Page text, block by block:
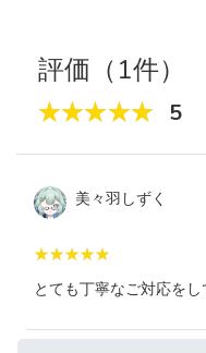
評価（1件）
5
美々羽しずく
とても丁寧なご対応をし